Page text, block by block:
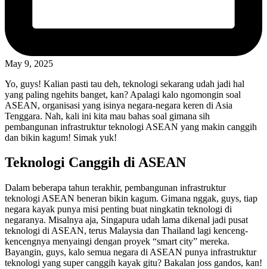
May 9, 2025
Yo, guys! Kalian pasti tau deh, teknologi sekarang udah jadi hal
yang paling ngehits banget, kan? Apalagi kalo ngomongin soal
ASEAN, organisasi yang isinya negara-negara keren di Asia
Tenggara. Nah, kali ini kita mau bahas soal gimana sih
pembangunan infrastruktur teknologi ASEAN yang makin canggih
dan bikin kagum! Simak yuk!
Teknologi Canggih di ASEAN
Dalam beberapa tahun terakhir, pembangunan infrastruktur
teknologi ASEAN beneran bikin kagum. Gimana nggak, guys, tiap
negara kayak punya misi penting buat ningkatin teknologi di
negaranya. Misalnya aja, Singapura udah lama dikenal jadi pusat
teknologi di ASEAN, terus Malaysia dan Thailand lagi kenceng-
kencengnya menyaingi dengan proyek “smart city” mereka.
Bayangin, guys, kalo semua negara di ASEAN punya infrastruktur
teknologi yang super canggih kayak gitu? Bakalan joss gandos, kan!